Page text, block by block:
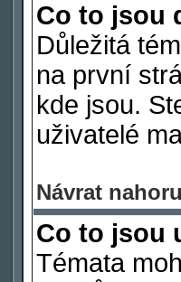
Co to jsou
Důležitá
na první
kde jsou.
uživatelé
Návrat nahoru
Co to jsou
Témata